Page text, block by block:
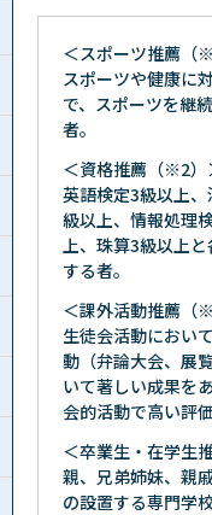
＜スポーツ推薦（
スポーツや健康に
で、スポーツを継
者。
＜資格推薦（※2）
英語検定3級以上
級以上、情報処理
上、珠算3級以上
する者。
＜課外活動推薦（
生徒会活動におい
動（弁論大会、展
いて著しい成果を
会的活動で高い評
＜卒業生・在学生
親、兄弟姉妹、親
の設置する専門学